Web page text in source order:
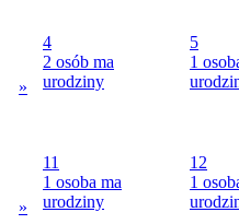
»
4
2 osób ma
urodziny
5
1
»
11
1 osoba ma
urodziny
12
1